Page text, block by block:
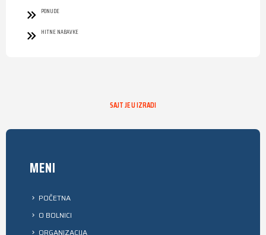
PONUDE
HITNE NABAVKE
SAJT JE U IZRADI
MENI
POČETNA
O BOLNICI
ORGANIZACIJA